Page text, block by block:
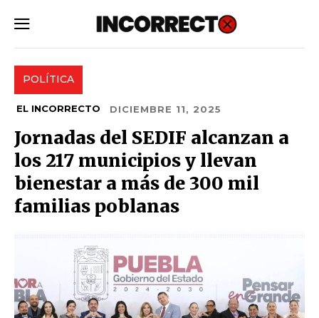
POLÍTICA
EL INCORRECTO DICIEMBRE 11, 2025
Jornadas del SEDIF alcanzan a
los 217 municipios y llevan
bienestar a más de 300 mil
familias poblanas